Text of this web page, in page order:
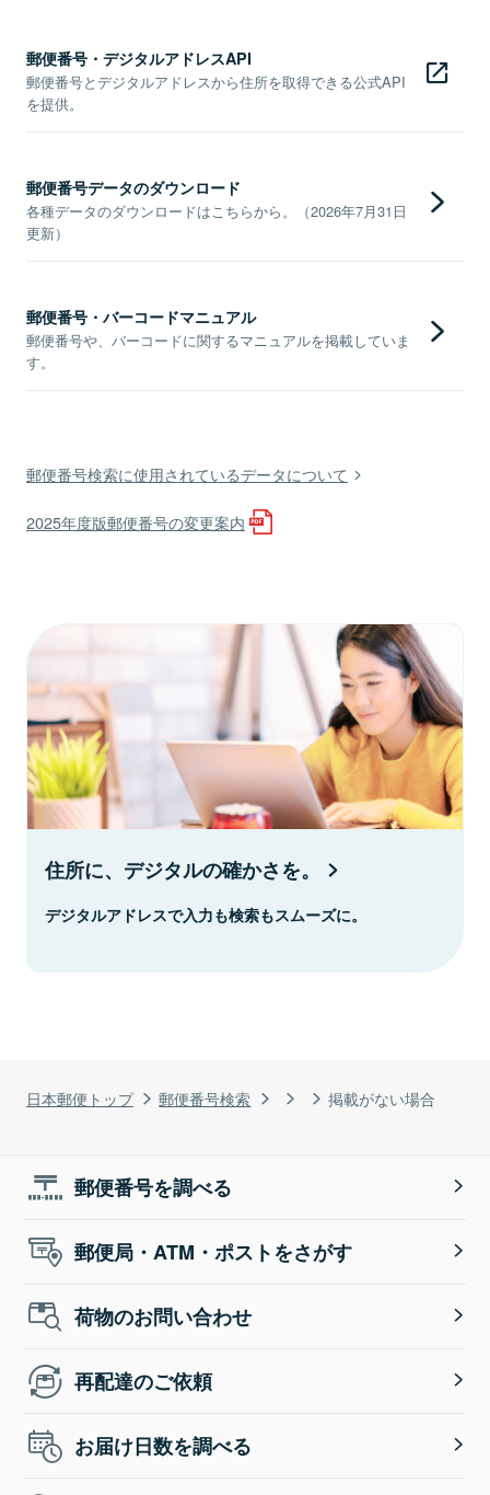
日本郵便トップ 郵便番号検索 掲載がない場合
郵便番号・デジタルアドレスAPI
郵便番号とデジタルアドレスから住所を取得できる公式API
を提供。
郵便番号データのダウンロード
各種データのダウンロードはこちらから。（2026年7月31日
更新）
郵便番号・バーコードマニュアル
郵便番号や、バーコードに関するマニュアルを掲載していま
す。
郵便番号検索に使用されているデータについて
2025年度版郵便番号の変更案内
住所に、デジタルの確かさを。
デジタルアドレスで入力も検索もスムーズに。
郵便番号を調べる
郵便局・ATM・ポストをさがす
荷物のお問い合わせ
再配達のご依頼
お届け日数を調べる